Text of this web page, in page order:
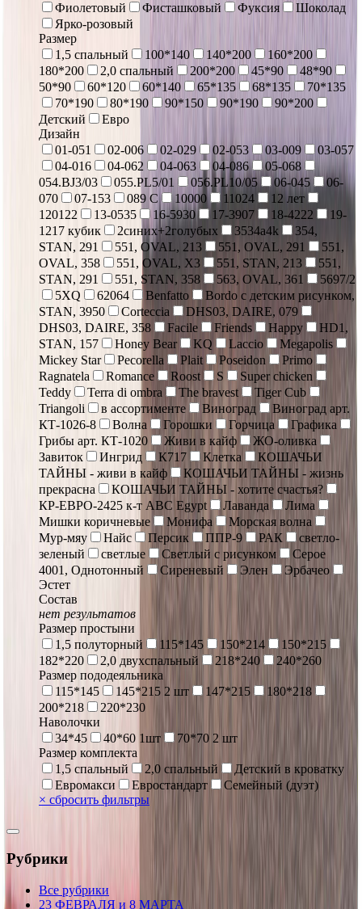
Фиолетовый
Фисташковый Фуксия
Шоколад
Ярко-розовый
Размер
1,5 спальный
100*140 140*200
160*200
180*200
2,0 спальный 200*200 45*90
48*90
50*90
60*120 60*140 65*135 68*135
70*135
70*190
80*190 90*150 90*190
90*200
Детский
Евро
Дизайн
01-051
02-006 02-029 02-053 03-009
03-057
04-016
04-062 04-063 04-086
05-068
054.BJ3/03
055.PL5/01 056.PL10/05 06-045
06-
070
07-153 089 С 10000 11024
12 лет
120122
13-0535 16-5930 17-3907 18-4222
19-
1217 кубик
2синих+2голубых 3534a4k
354,
STAN, 291
551, OVAL, 213 551, OVAL, 291
551,
OVAL, 358
551, OVAL, X3 551, STAN, 213
551,
STAN, 291
551, STAN, 358 563, OVAL, 361
5697/2
5XQ
62064 Benfatto
Bordo с детским рисунком,
STAN, 3950
Corteccia
DHS03, DAIRE, 079
DHS03, DAIRE, 358
Facile Friends Happy
HD1,
STAN, 157
Honey Bear KQ Laccio
Megapolis
Mickey Star
Pecorella Plait Poseidon
Primo
Ragnatela
Romance Roost S
Super chicken
Teddy
Terra di ombra The bravest
Tiger Cub
Triangoli
в ассортименте Виноград
Виноград арт.
КТ-1026-8
Волна Горошки Горчица
Графика
Грибы арт. КТ-1020
Живи в кайф
ЖО-оливка
Завиток
Ингрид К717 Клетка
КОШАЧЬИ
ТАЙНЫ - живи в кайф
КОШАЧЬИ ТАЙНЫ - жизнь
прекрасна
КОШАЧЬИ ТАЙНЫ - хотите счастья?
КР-ЕВРО-2425 к-т ABC Egypt
Лаванда
Лима
Мишки коричневые
Монифа
Морская волна
Мур-мяу
Найс Персик ППР-9 РАК
светло-
зеленый
светлые Светлый с рисунком
Серое
4001, Однотонный
Сиреневый Элен
Эрбачео
Эстет
Состав
нет результатов
Размер простыни
1,5 полуторный
115*145 150*214
150*215
182*220
2,0 двухспальный 218*240
240*260
Размер пододеяльника
115*145
145*215 2 шт 147*215
180*218
200*218
220*230
Наволочки
34*45
40*60 1шт
70*70 2 шт
Размер комплекта
1,5 спальный
2,0 спальный
Детский в кроватку
Евромакси
Евростандарт
Семейный (дуэт)
× сбросить фильтры
Рубрики
Все рубрики
23 ФЕВРАЛЯ и 8 МАРТА